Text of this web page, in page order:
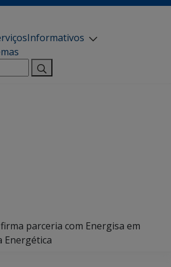
Informativos
parceria com Energisa em
Energética